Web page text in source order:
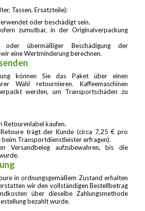
Tassen, Ersatzteile):
oder beschädigt sein.
zumutbar, in der Originalverpackung
oder übermäßiger Beschädigung der
eine Wertminderung berechnen.
können Sie das Paket über einen
Wahl retournieren. Kaffeemaschinen
werden, um Transportschäden zu
Retourenlabel kaufen.
trägt der Kunde (circa 7,25 € pro
beim Transportdienstleister erfragen).
Versandbeleg aufzubewahren, bis die
in ordnungsgemäßem Zustand erhalten
wir den vollständigen Bestellbetrag
über dieselbe Zahlungsmethode
bezahlt wurde.